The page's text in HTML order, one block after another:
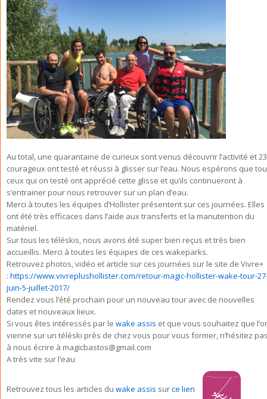
Au total, une quarantaine de curieux sont venus découvrir l’activité et 23
courageux ont testé et réussi à glisser sur l’eau. Nous espérons que
ceux qui on testé ont apprécié cette glisse et qu’ils continueront à
s’entrainer pour nous retrouver sur un plan d’eau.
Merci à toutes les équipes d’Hollister présentent sur ces journées. Elles
ont été très efficaces dans l’aide aux transferts et la manutention du
matériel.
Sur tous les téléskis, nous avons été super bien reçus et très bien
accueillis. Merci à toutes les équipes de ces wakeparks.
Retrouvez photos, vidéo et article sur ces journées sur le site de Vivre+
: https://www.vivreplushollister.com/retour-magic-hollister-wake-tour-
juin-5-juillet-2017/
Rendez vous l’été prochain pour un nouveau tour avec de nouvelles
dates et nouveaux lieux.
Si vous êtes intéressés par le wake assis et que vous souhaitez que
vienne sur un téléski près de chez vous pour vous former, n’hésitez
à nous écrire à magicbastos@gmail.com
A très vite sur l’eau
Retrouvez tous les articles du wake assis surce lien